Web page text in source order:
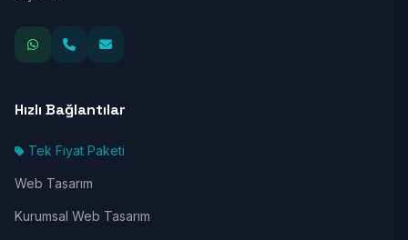
Hızlı Bağlantılar
Tek Fiyat Paketi
Web Tasarım
Kurumsal Web Tasarım